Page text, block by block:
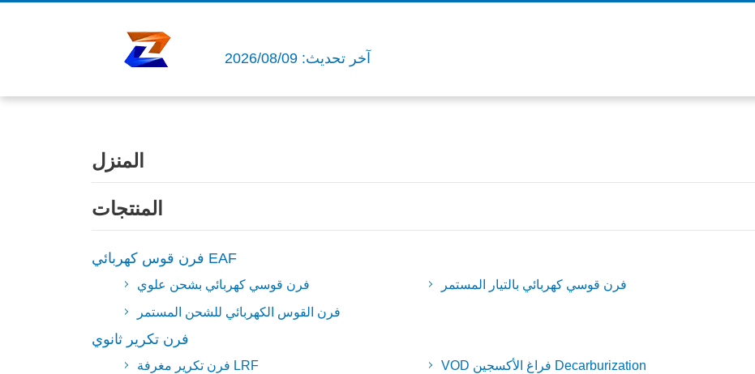
آخر تحديث: 2026/08/09
المنزل
المنتجات
فرن قوس كهربائي EAF
فرن قوسي كهربائي بشحن علوي
فرن القوس الكهربائي للشحن المستمر
فرن قوسي كهربائي بالتيار المستمر
فرن تكرير ثانوي
فرن تكرير مغرفة LRF
VOD فراغ الأكسجين Decarburization